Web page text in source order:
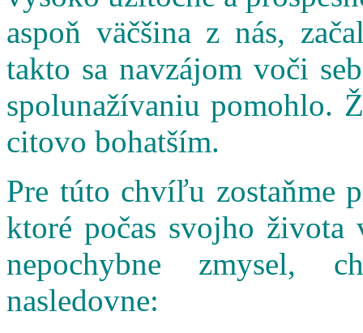
aspoň väčšina z nás,
takto sa navzájom voči
spolunažívaniu pomohlo.
citovo bohatším.
Pre túto chvíľu zostaňme
ktoré počas svojho
nepochybne zmysel,
nasledovne: